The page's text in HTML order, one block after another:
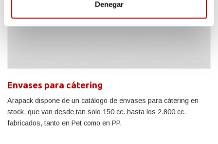
Denegar
Envases para cátering
Arapack dispone de un catálogo de envases para cátering en
stock, que van desde tan solo 150 cc. hasta los 2.800 cc.
fabricados, tanto en Pet como en PP.